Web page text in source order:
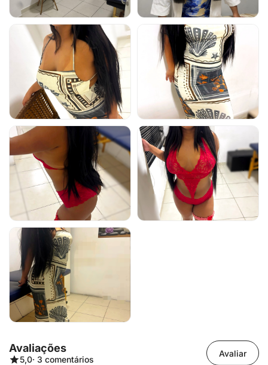
Avaliações
5,0· 3 comentários
Avaliar